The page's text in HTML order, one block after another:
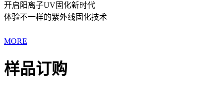
开启阳离子UV固化新时代
体验不一样的紫外线固化技术
MORE
样品订购